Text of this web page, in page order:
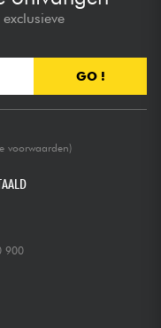
GO !
voorwaarden)
900